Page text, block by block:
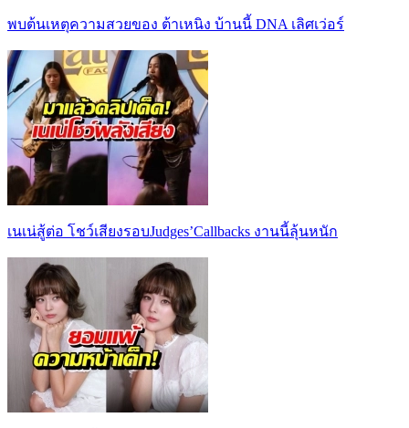
พบต้นเหตุความสวยของ ต้าเหนิง บ้านนี้ DNA เลิศเว่อร์
เนเน่สู้ต่อ โชว์เสียงรอบJudges’Callbacks งานนี้ลุ้นหนัก